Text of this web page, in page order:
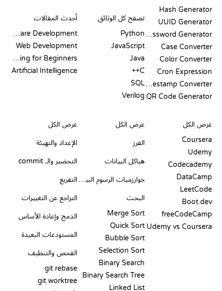
Hash Generator
UUID Generator
Password Generator
Case Converter
Color Converter
Cron Expression
Timestamp Converter
QR Code Generator
تصفح كل الوثائق
Python
JavaScript
Java
C++
SQL
Verilog
أحدث المقالات
Software Development
Web Development
Coding for Beginners
Artificial Intelligence
عرض الكل
Coursera
Udemy
Codecademy
DataCamp
LeetCode
Boot.dev
freeCodeCamp
Udemy vs Coursera
عرض الكل
الفرز
هياكل البيانات
خوارزميات الرسوم البيانية
البحث
Merge Sort
Quick Sort
Bubble Sort
Selection Sort
Binary Search
Binary Search Tree
Linked List
عرض الكل
الإعداد والتهيئة
التحضير والـ commit
التفريع
التراجع عن التغييرات
الدمج وإعادة الأساس
المستودعات البعيدة
الفحص والتنظيف
git rebase
git worktree